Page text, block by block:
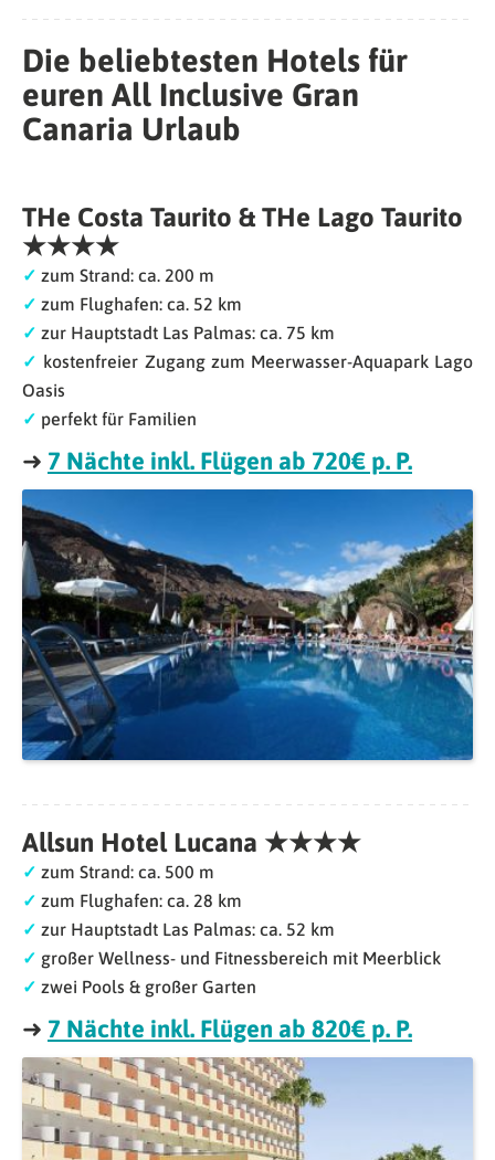
Die beliebtesten Hotels für
euren All Inclusive Gran
Canaria Urlaub
THe Costa Taurito & THe Lago Taurito
★★★★
✓ zum Strand: ca. 200 m
✓ zum Flughafen: ca. 52 km
✓ zur Hauptstadt Las Palmas: ca. 75 km
✓ kostenfreier Zugang zum Meerwasser-Aquapark Lago
Oasis
✓ perfekt für Familien
➜ 7 Nächte inkl. Flügen ab 720€ p. P.
Allsun Hotel Lucana ★★★★
✓ zum Strand: ca. 500 m
✓ zum Flughafen: ca. 28 km
✓ zur Hauptstadt Las Palmas: ca. 52 km
✓ großer Wellness- und Fitnessbereich mit Meerblick
✓ zwei Pools & großer Garten
➜ 7 Nächte inkl. Flügen ab 820€ p. P.